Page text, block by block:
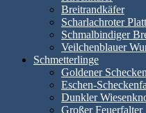
Breitrandkäfer
Scharlachroter
Schmalbindiger
Veilchenblauer
Schmetterlinge
Goldener
Eschen-
Dunkler
Großer Feuerfalter